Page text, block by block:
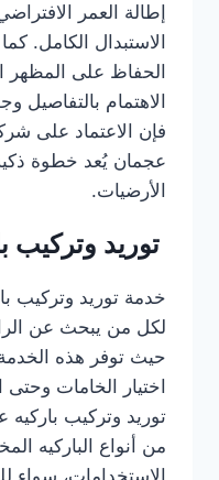
إطالة العمر
الاستبدال الكامل.
الحفاظ على المظهر
الاهتمام
فإن الاعتماد على
عجمان يُعد خطوة
الأرضيات.
توريد وتركيب
خدمة توريد وتركيب
لكل من يبحث عن
حيث توفر هذه
اختيار الخامات
توريد وتركيب
من أنواع الباركيه